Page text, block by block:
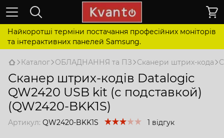
Найкоротші терміни постачання професійних моніторів
та інтерактивних панелей Samsung.
Каталог ОБЛАДНАННЯ та ПЗ Сканери штрих-кода
Сканер штрих-кодів Datalogic
QW2420 USB kit (с подставкой)
(QW2420-BKK1S)
Артикул: QW2420-BKK1S 1 відгук